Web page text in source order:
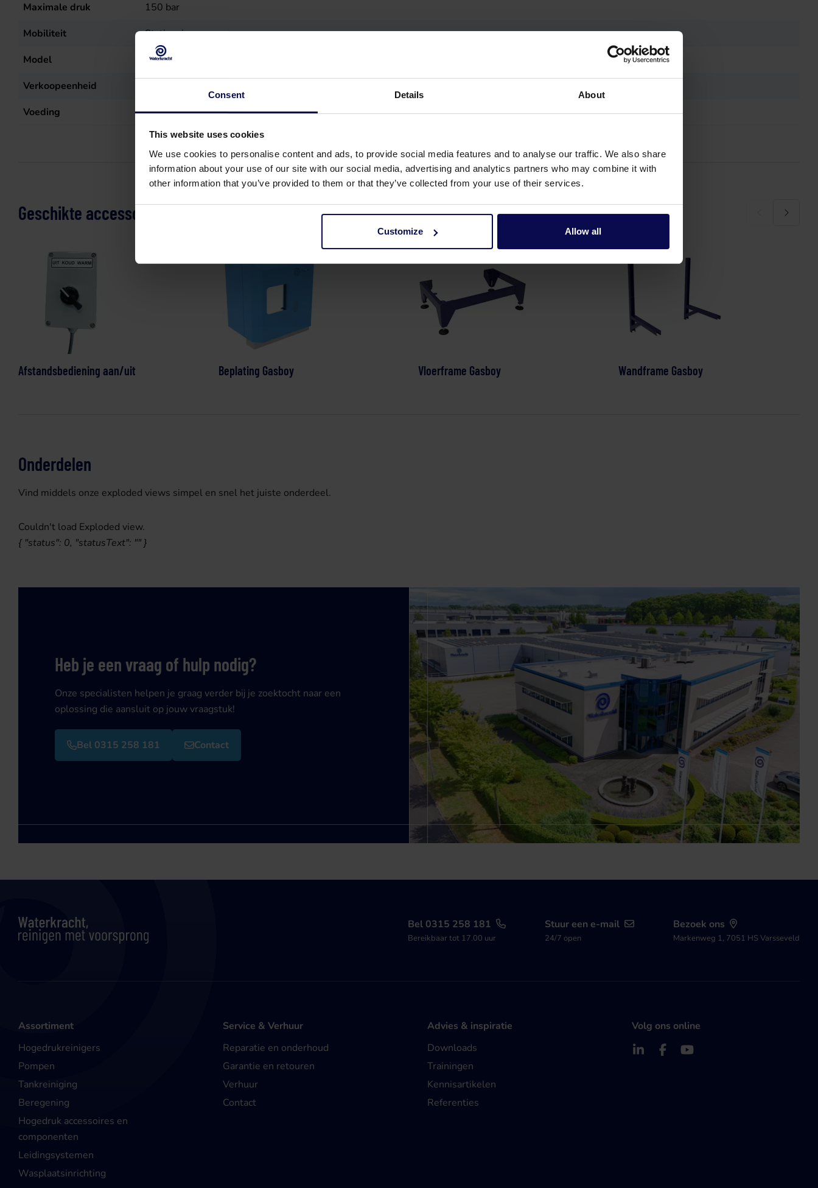
Consent Details About
This website uses cookies
We use cookies to personalise content and ads, to provide social media features and to analyse our traffic. We also share
information about your use of our site with our social media, advertising and analytics partners who may combine it with
other information that you’ve provided to them or that they’ve collected from your use of their services.
Customize Allow all
Maximale druk
150 bar
Mobiliteit
Stationair
Model
Gasboy
Verkoopeenheid
Voeding
Elektrisch (draad), Gas
Geschikte accessoires
Afstandsbediening aan/uit Beplating Gasboy Vloerframe Gasboy Wandframe Gasboy
Onderdelen
Vind middels onze exploded views simpel en snel het juiste onderdeel.
Couldn't load Exploded view.
{ "status": 0, "statusText": "" }
Heb je een vraag of hulp nodig?
Onze specialisten helpen je graag verder bij je zoektocht naar een
oplossing die aansluit op jouw vraagstuk!
Bel 0315 258 181 Contact
Bel 0315 258 181
Bereikbaar tot 17.00 uur
Stuur een e-mail
24/7 open
Bezoek ons
Markenweg 1, 7051 HS Varsseveld
Assortiment
Hogedrukreinigers
Pompen
Tankreiniging
Beregening
Hogedruk accessoires en
componenten
Leidingsystemen
Wasplaatsinrichting
Service & Verhuur
Reparatie en onderhoud
Garantie en retouren
Verhuur
Contact
Advies & inspiratie
Downloads
Trainingen
Kennisartikelen
Referenties
Volg ons online